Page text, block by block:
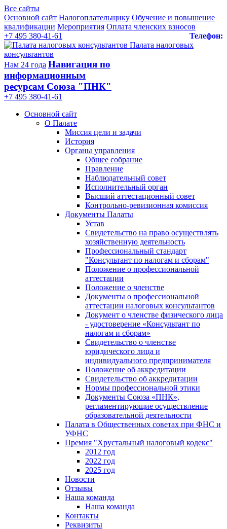
Все сайты
Основной сайт Налогоплательщику Обучение и повышение
квалификации Мероприятия Оплата членских взносов
Телефон:
+7 495 380-41-61
Палата налоговых
консультантов
Нам 24 года Навигация по
информационным
ресурсам Союза "ПНК"
+7 495 380‑41‑61
Основной сайт
О Палате
Миссия цели и задачи
История
Органы управления
Общее собрание
Правление
Наблюдательный совет
Исполнительный орган
Высший аттестационный совет
Контрольно-ревизионная комиссия
Документы Палаты
Устав
Свидетельство на право осуществлять
хозяйственную деятельность
Профессиональный стандарт
"Консультант по налогам и сборам"
Положение о профессиональной
аттестации
Положение о членстве
Документы о профессиональной
аттестации налоговых консультантов
Документ о членстве физического лица
- удостоверение «Консультант по
налогам и сборам»
Свидетельство о членстве
юридического лица и
индивидуального предпринимателя
Положение об аккредитации
Свидетельство об аккредитации
Нормы профессиональной этики
Документы Союза «ПНК»,
регламентирующие осуществление
образовательной деятельности
Палата в Общественных советах при ФНС и
УФНС
Премия "Хрустальный налоговый кодекс"
2012 год
2022 год
2025 год
Новости
Отзывы
Наша команда
Наша команда
Контакты
Реквизиты